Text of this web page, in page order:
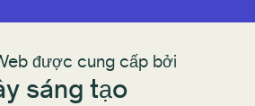
được cung cấp bởi
sáng tạo